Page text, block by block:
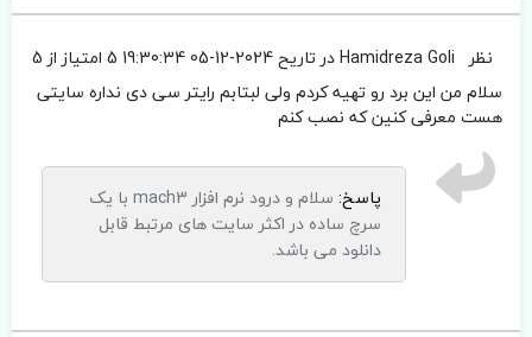
نظر Hamidreza Goliدر تاریح 2024-12-05 19:30:34
5 امتیاز از 5
سلام من این برد رو تهیه کردم ولی لبتابم رایتر سی دی نداره سایتی
هست معرفی کنین که نصب کنم
پاسخ:
سلام و درود نرم افزار mach3 با یک
سرچ ساده در اکثر سایت های مرتبط قابل
دانلود می باشد.